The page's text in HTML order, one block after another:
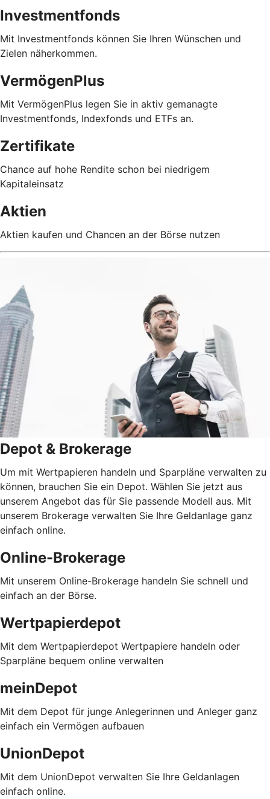
Investmentfonds
Mit Investmentfonds können Sie Ihren Wünschen und
Zielen näherkommen.
VermögenPlus
Mit VermögenPlus legen Sie in aktiv gemanagte
Investmentfonds, Indexfonds und ETFs an.
Zertifikate
Chance auf hohe Rendite schon bei niedrigem
Kapitaleinsatz
Aktien
Aktien kaufen und Chancen an der Börse nutzen
Depot & Brokerage
Um mit Wertpapieren handeln und Sparpläne verwalten zu
können, brauchen Sie ein Depot. Wählen Sie jetzt aus
unserem Angebot das für Sie passende Modell aus. Mit
unserem Brokerage verwalten Sie Ihre Geldanlage ganz
einfach online.
Online-Brokerage
Mit unserem Online-Brokerage handeln Sie schnell und
einfach an der Börse.
Wertpapierdepot
Mit dem Wertpapierdepot Wertpapiere handeln oder
Sparpläne bequem online verwalten
meinDepot
Mit dem Depot für junge Anlegerinnen und Anleger ganz
einfach ein Vermögen aufbauen
UnionDepot
Mit dem UnionDepot verwalten Sie Ihre Geldanlagen
einfach online.